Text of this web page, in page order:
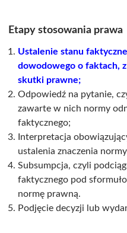
Etapy stosowania prawa
Ustalenie stanu
dowodowego o faktach,
skutki prawne;
Odpowiedź na pytanie,
zawarte w nich normy
faktycznego;
Interpretacja
ustalenia znaczenia
Subsumpcja, czyli
faktycznego pod
normę prawną.
Podjęcie decyzji lub